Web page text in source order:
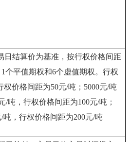
日结算价为基准，按行权价格间距
个平值期权和6个虚值期权。行权
权价格间距为50元/吨；5000元/吨
/吨，行权价格间距为100元/吨；
吨，行权价格间距为200元/吨